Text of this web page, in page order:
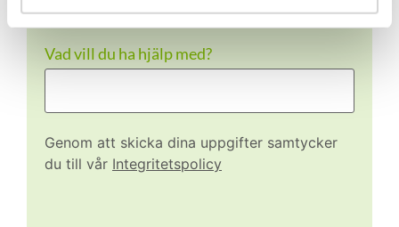
Vad vill du ha hjälp med?
Genom att skicka dina uppgifter samtycker
du till vår Integritetspolicy